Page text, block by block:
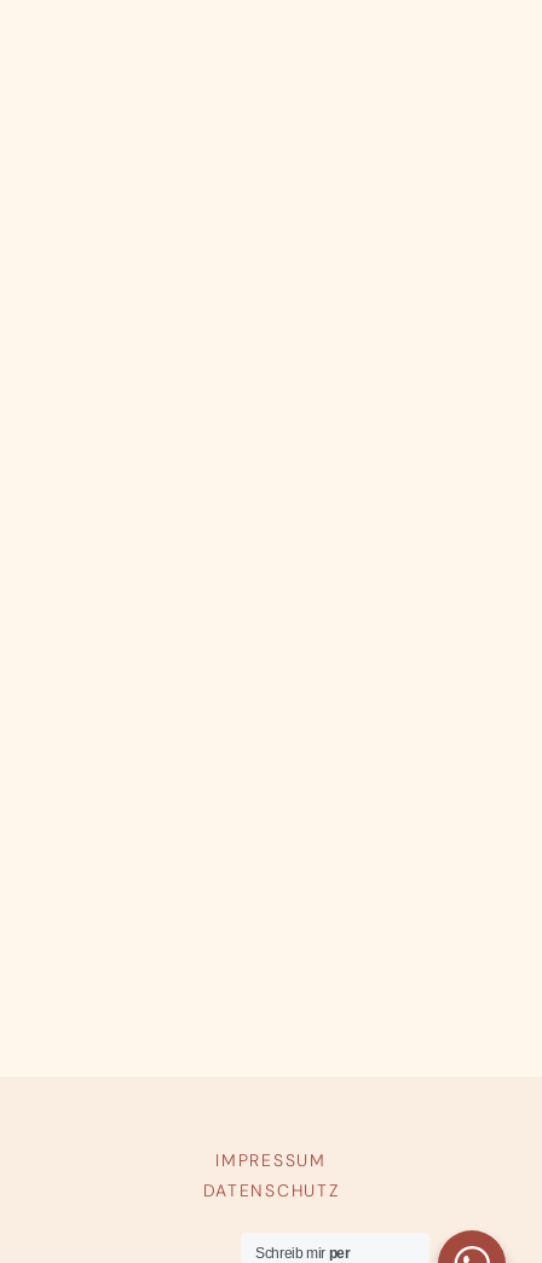
IMPRESSUM
DATENSCHUTZ
Schreib mir per